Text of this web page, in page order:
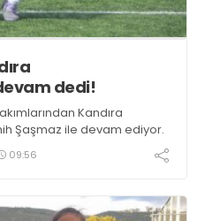
dedi!
Kandıra
Şaşmaz ile devam ediyor.
09:56